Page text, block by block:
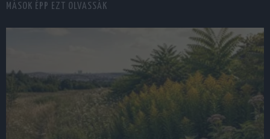
MÁSOK ÉPP EZT OLVASSÁK